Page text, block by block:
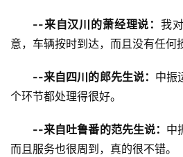
--来自汉川的萧经理说： 我
意，车辆按时到达，而且没有任何
--来自四川的郎先生说： 中振
个环节都处理得很好。
--来自吐鲁番的范先生说： 中
而且服务也很周到，真的很不错。